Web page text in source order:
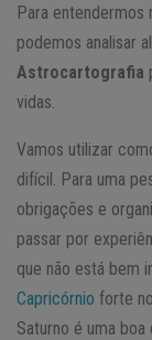
Para entendermos
podemos analisar
Astrocartografia
vidas.
Vamos utilizar
difícil. Para uma
obrigações e
passar por
que não está bem
Capricórnio forte
Saturno é uma boa